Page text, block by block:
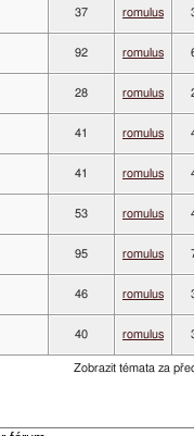
37 romulus
92 romulus
28 romulus
41 romulus
41 romulus
53 romulus
95 romulus
46 romulus
40 romulus
Zobrazit témata za